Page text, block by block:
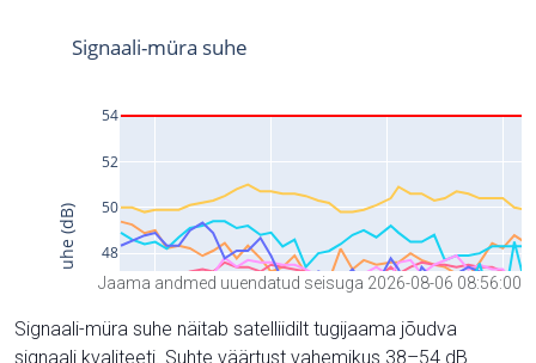
Jaama andmed uuendatud seisuga 2026-08-06 08:56:00
Signaali-müra suhe näitab satelliidilt tugijaama jõudva
signaali kvaliteeti. Suhte väärtust vahemikus 38–54 dB